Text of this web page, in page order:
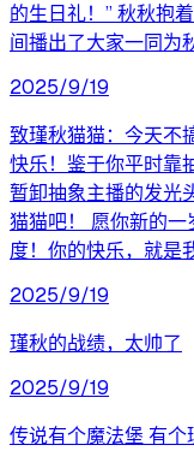
的生日礼！” 秋秋抱
间播出了大家一同为
2025/9/19
致瑾秋猫猫：今天不
快乐！鉴于你平时靠
暂卸抽象主播的发光
猫猫吧！ 愿你新的
度！你的快乐，就是
2025/9/19
瑾秋的战绩，太帅了
2025/9/19
传说有个魔法堡 有